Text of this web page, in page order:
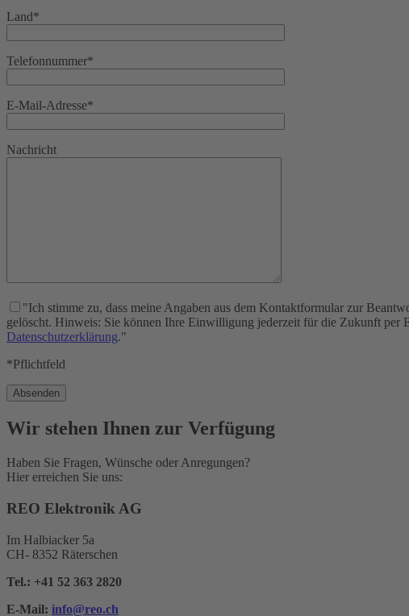
Land*
Telefonnummer*
E-Mail-Adresse*
Nachricht
"Ich stimme zu, dass meine Angaben aus dem Kontaktformular zur
gelöscht. Hinweis: Sie können Ihre Einwilligung jederzeit für die Zukunft
Datenschutzerklärung."
*Pflichtfeld
Wir stehen Ihnen zur Verfügung
Haben Sie Fragen, Wünsche oder Anregungen?
Hier erreichen Sie uns:
REO Elektronik AG
Im Halbiacker 5a
CH- 8352 Räterschen
Tel.: +41 52 363 2820
E-Mail: info@reo.ch